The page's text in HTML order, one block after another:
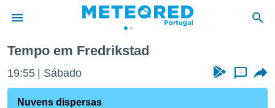
da
foi
Tempo em Fredrikstad
19:55 Sábado ...
Nuvens dispersas